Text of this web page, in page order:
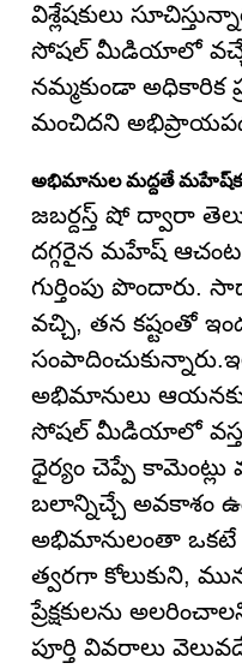
విశ్లేషకులు
సోషల్ మీడియాలో వచ్చే
నమ్మకుండా అధికారిక
మంచిదని
అభిమానుల మద్దతే
జబర్దస్త్ షో ద్వారా
దగ్గరైన మహేష్
గుర్తింపు పొందారు.
వచ్చి, తన కష్టంతో
అభిమానులు
సోషల్ మీడియాలో
ధైర్యం చెప్పే
బలాన్నిచ్చే అవకాశం
అభిమానులంతా ఒకటే
త్వరగా కోలుకుని,
ప్రేక్షకులను
పూర్తి వివరాలు